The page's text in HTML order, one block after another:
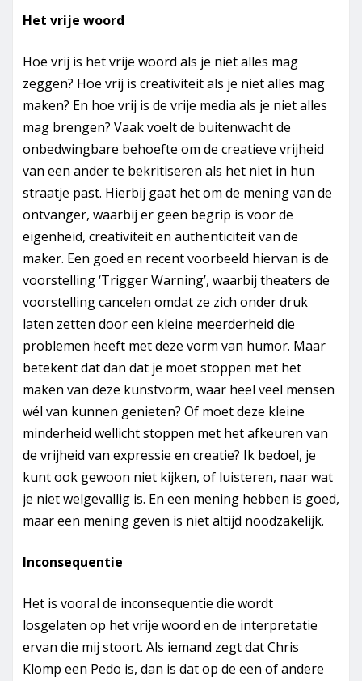
Het vrije woord
Hoe vrij is het vrije woord als je niet alles mag
zeggen? Hoe vrij is creativiteit als je niet alles mag
maken? En hoe vrij is de vrije media als je niet alles
mag brengen? Vaak voelt de buitenwacht de
onbedwingbare behoefte om de creatieve vrijheid
van een ander te bekritiseren als het niet in hun
straatje past. Hierbij gaat het om de mening van de
ontvanger, waarbij er geen begrip is voor de
eigenheid, creativiteit en authenticiteit van de
maker. Een goed en recent voorbeeld hiervan is de
voorstelling ‘Trigger Warning’, waarbij theaters de
voorstelling cancelen omdat ze zich onder druk
laten zetten door een kleine meerderheid die
problemen heeft met deze vorm van humor. Maar
betekent dat dan dat je moet stoppen met het
maken van deze kunstvorm, waar heel veel mensen
wél van kunnen genieten? Of moet deze kleine
minderheid wellicht stoppen met het afkeuren van
de vrijheid van expressie en creatie? Ik bedoel, je
kunt ook gewoon niet kijken, of luisteren, naar wat
je niet welgevallig is. En een mening hebben is goed,
maar een mening geven is niet altijd noodzakelijk.
Inconsequentie
Het is vooral de inconsequentie die wordt
losgelaten op het vrije woord en de interpretatie
ervan die mij stoort. Als iemand zegt dat Chris
Klomp een Pedo is, dan is dat op de een of andere